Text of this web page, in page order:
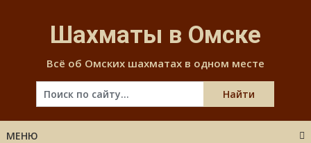
content
Шахматы в Омске
Всё об Омских шахматах в одном месте
МЕНЮ